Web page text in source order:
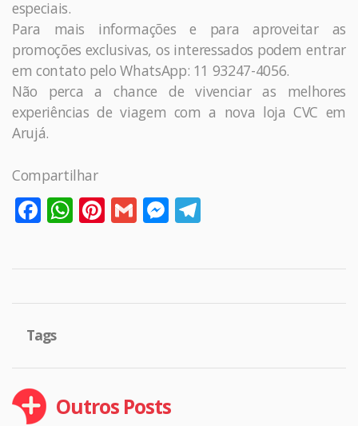
especiais.
Para mais informações e para aproveitar as
promoções exclusivas, os interessados podem entrar
em contato pelo WhatsApp: 11 93247-4056.
Não perca a chance de vivenciar as melhores
experiências de viagem com a nova loja CVC em
Arujá.
Compartilhar
Facebook
WhatsApp
Pinterest
GmailMessenger
Tags
Outros Posts